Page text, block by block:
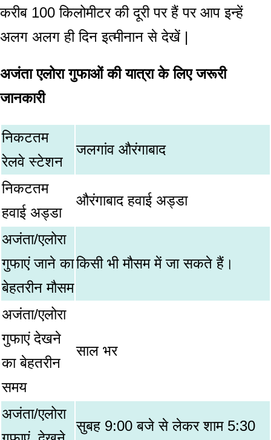
करीब 100 किलोमीटर की दूरी पर हैं पर आप इन्हें
अलग अलग ही दिन इत्मीनान से देखें |
अजंता एलोरा गुफाओं की यात्रा के लिए जरूरी
जानकारी
निकटतम
रेलवे स्टेशन
जलगांव औरंगाबाद
निकटतम
हवाई अड्डा
औरंगाबाद हवाई अड्डा
अजंता/एलोरा
गुफाएं जाने का
बेहतरीन मौसम
किसी भी मौसम में जा सकते हैं।
अजंता/एलोरा
गुफाएं देखने
का बेहतरीन
समय
साल भर
अजंता/एलोरा
सुबह 9:00 बजे से लेकर शाम 5:30